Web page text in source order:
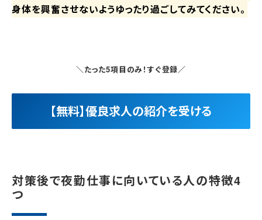
身体を興奮させないようゆったり過ごしてみてください。
＼たった5項目のみ！すぐ登録／
【無料】優良求人の紹介を受ける
対策後で夜勤仕事に向いている人の特徴4
つ